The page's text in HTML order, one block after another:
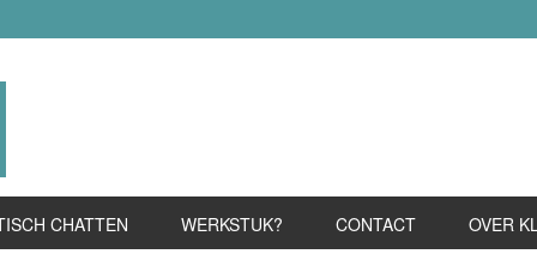
CHATTEN WERKSTUK? CONTACT OVER